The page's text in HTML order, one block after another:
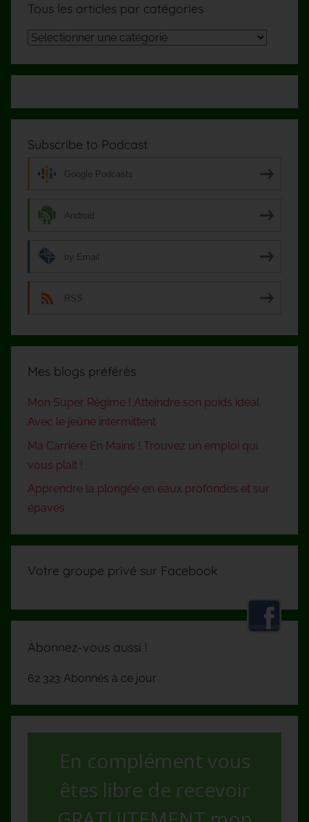
Tous les articles par catégories
Tous
articles
Subscribe to Podcast
Google Podcasts
Android
by Email
RSS
Mes blogs préférés
Mon Super Régime ! Atteindre son poids idéal
Avec le jeûne intermittent
Ma Carrière En Mains ! Trouvez un emploi qui
vous plaît !
Apprendre la plongée en eaux profondes et sur
épaves
Votre groupe privé sur Facebook
Abonnez-vous aussi !
62 323 Abonnés à ce jour
En complément vous
êtes libre de recevoir